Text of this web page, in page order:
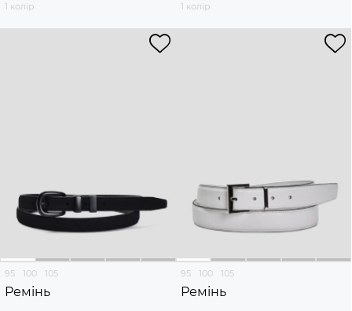
1 колір 1 колір
95 100 105
Ремінь
95 100 105
Ремінь